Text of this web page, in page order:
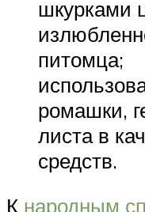
шкурками
питомца;
ромашки,
листа в
средств.
К народным